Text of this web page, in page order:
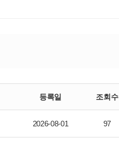
등록일 조회수
2026-08-01 97